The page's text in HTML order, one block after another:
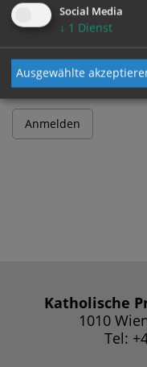
Passwort
Katholische
1010
Tel:
Social Media
↓ 1 Dienst
Ausgewählte